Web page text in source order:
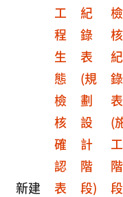
新建
工
程
生
態
檢
核
確
認
表
紀
錄
表
(規
劃
設
計
階
段)
檢
核
紀
錄
表
(
工
階